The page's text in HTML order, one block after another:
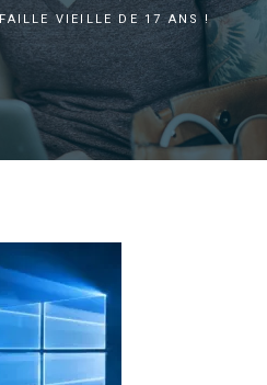
VIEILLE DE 17 ANS !